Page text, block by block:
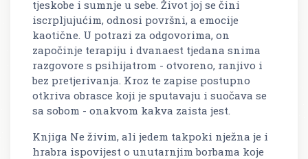
tjeskobe i sumnje u sebe. Život joj se čini
iscrpljujućim, odnosi površni, a emocije
kaotične. U potrazi za odgovorima, on
započinje terapiju i dvanaest tjedana snima
razgovore s psihijatrom - otvoreno, ranjivo i
bez pretjerivanja. Kroz te zapise postupno
otkriva obrasce koji je sputavaju i suočava se
sa sobom - onakvom kakva zaista jest.
Knjiga Ne živim, ali jedem takpoki nježna je i
hrabra ispovijest o unutarnjim borbama koje